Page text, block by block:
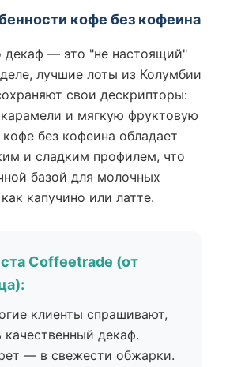
кофе без кофеина
декаф — это "не настоящий"
лучшие лоты из Колумбии
свои дескрипторы:
и мягкую фруктовую
без кофеина обладает
и сладким профилем, что
базой для молочных
капучино или латте.
Coffeetrade (от
клиенты спрашивают,
качественный декаф.
— в свежести обжарки.